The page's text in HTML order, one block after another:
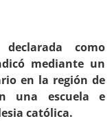
declarada como
mediante un
en la región de
una escuela e
católica.